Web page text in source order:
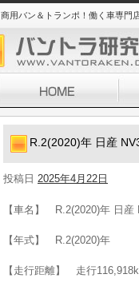
商用バン＆トランポ！働く車専門
R.2(2020)年 日産
投稿日 2025年4月22日
【車名】 R.2(2020)年 日産
【年式】 R.2(2020)年
【走行距離】 走行